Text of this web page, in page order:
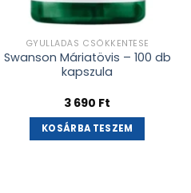
GYULLADÁS CSÖKKENTÉSE
Swanson Máriatövis – 100 db
kapszula
3 690 Ft
KOSÁRBA TESZEM